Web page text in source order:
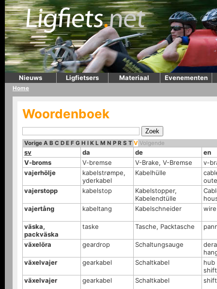
Nieuws Ligfietsers Materiaal Evenementen
Home
Woordenboek
Vorige A B C D E F G H I K L M N P R S T V Volgende
sv da de
en
V-broms
V-bremse V-Brake, V-Bremse
v-
vajerhölje
kabelstrømpe,
yderkabel
Kabelhülle
vajerstopp
kabelstop
Kabelstopper,
Kabelendtülle
vajertång
kabeltang Kabelschneider
väska,
packväska
taske Tasche, Packtasche
växelöra geardrop Schaltungsauge
växelvajer
gearkabel Schaltkabel
hub
växelvajer
gearkabel Schaltkabel